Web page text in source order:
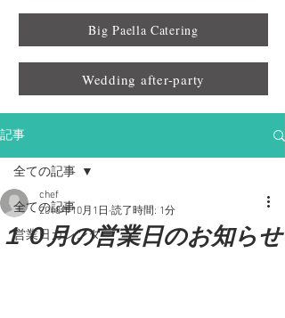
Big Paella Catering
Wedding after-party
記事
全ての記事
営業日カレンダー
全ての記事
１０月の営業日のお知らせ
chef
2018年10月1日 読了時間: 1分